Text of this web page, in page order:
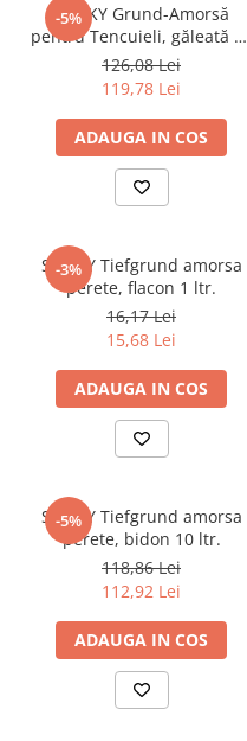
-5%
STICKY Grund-Amorsă
pentru Tencuieli, găleată 15
kg, terra
126,08 Lei
119,78 Lei
ADAUGA IN COS
-3%
STICKY Tiefgrund amorsa
perete, flacon 1 ltr.
16,17 Lei
15,68 Lei
ADAUGA IN COS
-5%
STICKY Tiefgrund amorsa
perete, bidon 10 ltr.
118,86 Lei
112,92 Lei
ADAUGA IN COS